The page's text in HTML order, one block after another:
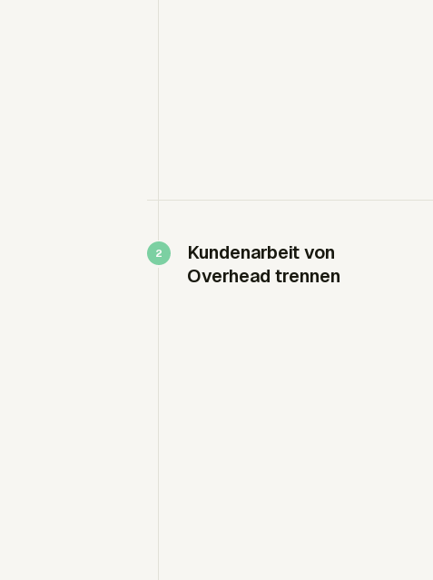
Kundenarbeit von
Overhead trennen